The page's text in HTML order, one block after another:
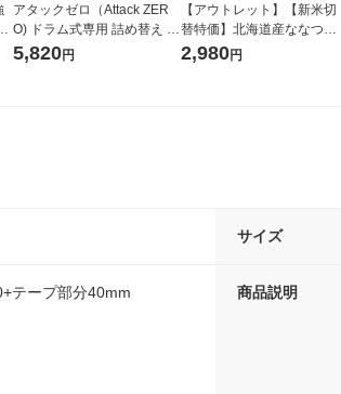
アタックゼロ（Attack ZER
O) ドラム式専用 詰め替え メ
ガジャンボ 2300g 1セット
5,820円
【アウトレット】【新米切
替特価】北海道産ななつぼ
し 無洗米 5kg 1袋 令和7年産
2,980円
サイズ
テープ部分40mm 商品説明